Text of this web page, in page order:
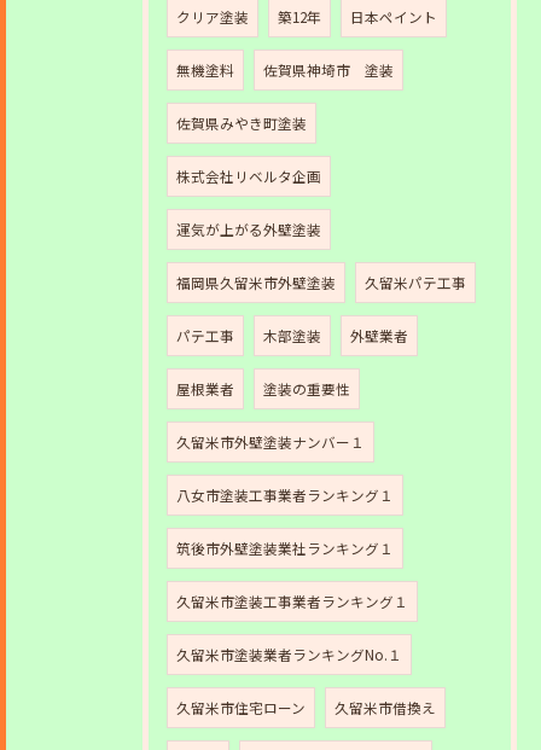
クリア塗装 築12年 日本ペイント
無機塗料 佐賀県神埼市 塗装
佐賀県みやき町塗装
株式会社リベルタ企画
運気が上がる外壁塗装
福岡県久留米市外壁塗装 久留米パテ工事
パテ工事 木部塗装 外壁業者
屋根業者 塗装の重要性
久留米市外壁塗装ナンバー１
八女市塗装工事業者ランキング１
筑後市外壁塗装業社ランキング１
久留米市塗装工事業者ランキング１
久留米市塗装業者ランキングNo.１
久留米市住宅ローン 久留米市借換え